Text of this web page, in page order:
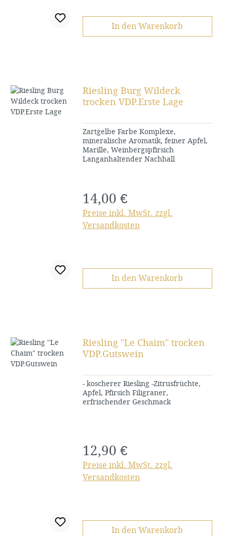
In den Warenkorb
Riesling Burg Wildeck
trocken VDP.Erste Lage
Zartgelbe Farbe Komplexe,
mineralische Aromatik, feiner Apfel,
Marille, Weinbergspfirsich
Langanhaltender Nachhall
Regulärer Preis:
14,00 €
Preise inkl. MwSt. zzgl.
Versandkosten
In den Warenkorb
Riesling "Le Chaim" trocken
VDP.Gutswein
- koscherer Riesling -Zitrusfrüchte,
Apfel, Pfirsich Filigraner,
erfrischender Geschmack
Regulärer Preis:
12,90 €
Preise inkl. MwSt. zzgl.
Versandkosten
In den Warenkorb